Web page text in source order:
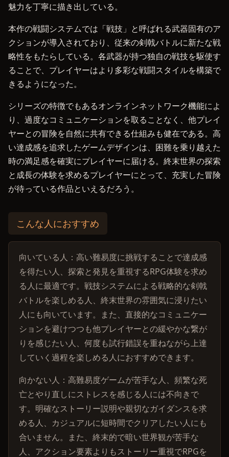
魅力を丁寧に描き出している。
本作の戦闘システムでは「戦技」と呼ばれる武器固有のア
クションが導入されており、従来の剣戟バトルに新たな戦
略性をもたらしている。各武器が持つ独自の戦技を駆使す
ることで、プレイヤーはより多彩な戦闘スタイルを構築で
きるようになった。
シリーズの特徴でもあるオンラインネットワーク機能によ
り、過度なコミュニケーションを取ることなく、他プレイ
ヤーとの冒険を自然に共有できる仕組みも健在である。高
い達成感を追求したゲームデザインは、困難を乗り越えた
時の満足感を確実にプレイヤーに届ける。終末世界の探索
と成長の体験を求めるプレイヤーにとって、充実した冒険
が待っている作品といえるだろう。
こんな人におすすめ
向いている人：高い難易度に挑戦することで達成感
を得たい人、探索と発見を重視するRPG体験を求め
る人に最適です。戦技システムによる戦略的な剣戟
バトルを楽しめる人、終末世界の雰囲気に浸りたい
人にも向いています。また、直接的なコミュニケー
ションを避けつつも他プレイヤーとの緩やかな繋が
りを感じたい人、何度も試行錯誤を重ねながら上達
していく過程を楽しめる人におすすめできます。
向かない人：高難易度ゲームが苦手な人、頻繁な死
亡とやり直しにストレスを感じる人には不向きで
す。明確なストーリー説明や親切なガイダンスを求
める人、カジュアルに短時間でクリアしたい人にも
合いません。また、終末的で暗い世界観が苦手な
人、アクション要素よりもストーリー重視でRPGを